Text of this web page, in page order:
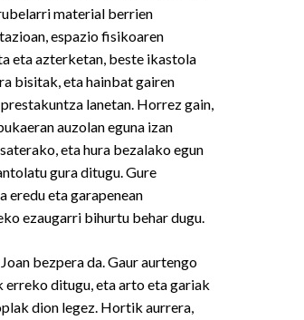
material berrien
espazio fisikoaren
eta azterketan, beste ikastola
bisitak, eta hainbat gairen
lanetan. Horrez gain,
auzolan eguna izan
eta hura bezalako egun
gura ditugu. Gure
eredu eta garapenean
ezaugarri bihurtu behar dugu.
bezpera da. Gaur aurtengo
erreko ditugu, eta arto eta gariak
dion legez. Hortik aurrera,